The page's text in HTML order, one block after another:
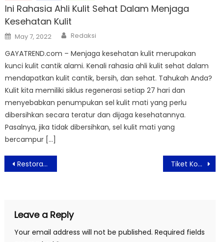
Ini Rahasia Ahli Kulit Sehat Dalam Menjaga
Kesehatan Kulit
Posted
on
May 7, 2022 Author
Redaksi
GAYATREND.com – Menjaga kesehatan kulit merupakan
kunci kulit cantik alami. Kenali rahasia ahli kulit sehat dalam
mendapatkan kulit cantik, bersih, dan sehat. Tahukah Anda?
Kulit kita memiliki siklus regenerasi setiap 27 hari dan
menyebabkan penumpukan sel kulit mati yang perlu
dibersihkan secara teratur dan dijaga kesehatannya.
Pasalnya, jika tidak dibersihkan, sel kulit mati yang
bercampur […]
Post
navigation
Restoran Padang Merdeka Suguhkan Masakan Padang Kaya Rasa Tiket Konser Coldplay Jakarta Mulai Dijual Hari ini, Berikur Daftar Harganya
Leave a Reply
Your email address will not be published. Required fields